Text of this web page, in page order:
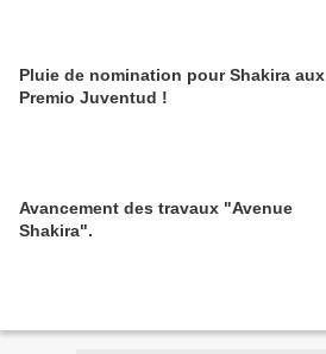
Pluie de nomination pour Shakira aux
Premio Juventud !
Avancement des travaux "Avenue
Shakira".